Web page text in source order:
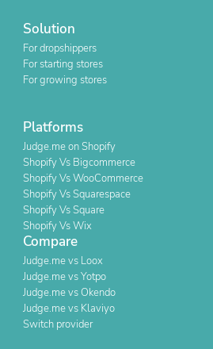
Solution
For dropshippers
For starting stores
For growing stores
Platforms
Judge.me on Shopify
Shopify Vs Bigcommerce
Shopify Vs WooCommerce
Shopify Vs Squarespace
Shopify Vs Square
Shopify Vs Wix
Compare
Judge.me vs Loox
Judge.me vs Yotpo
Judge.me vs Okendo
Judge.me vs Klaviyo
Switch provider